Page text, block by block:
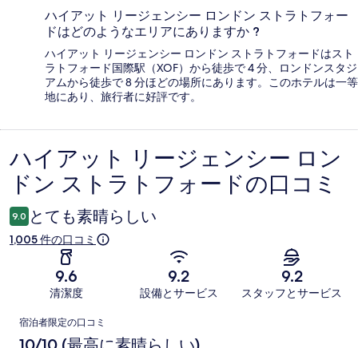
ハイアット リージェンシー ロンドン ストラトフォー
ドはどのようなエリアにありますか ?
ハイアット リージェンシー ロンドン ストラトフォードはスト
ラトフォード国際駅（XOF）から徒歩で 4 分、ロンドンスタジ
アムから徒歩で 8 分ほどの場所にあります。このホテルは一等
地にあり、旅行者に好評です。
口
コ
ミ
ハイアット リージェンシー ロン
ドン ストラトフォードの口コミ
9.0 とても素晴らしい
1,005 件の口コミ
9.6
清潔度
9.2
設備とサービス
9.2
スタッフとサービス
口
宿泊者限定の口コミ